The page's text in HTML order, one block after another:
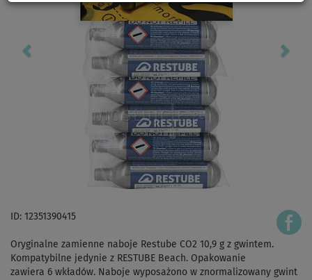
ID: 12351390415
Oryginalne zamienne naboje Restube CO2 10,9 g z gwintem.
Kompatybilne jedynie z RESTUBE Beach. Opakowanie
zawiera 6 wkładów. Naboje wyposażono w znormalizowany gwint